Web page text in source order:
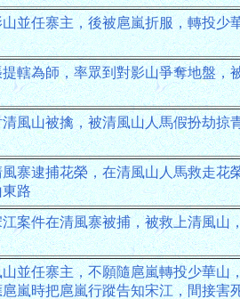
並任寨主，後被扈嵐折服，轉投少
轄為師，率眾到對影山爭奪地盤，
風山被擒，被清風山人馬假扮劫掠
寨逮捕花榮，在清風山人馬救走花
路
案件在清風寨被捕，被救上清風山
並任寨主，不願隨扈嵐轉投少華山
嵐時把扈嵐行蹤告知宋江，間接害